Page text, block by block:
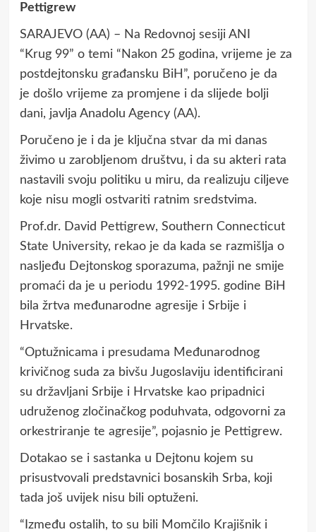
Pettigrew
SARAJEVO (AA) – Na Redovnoj sesiji ANI
“Krug 99” o temi “Nakon 25 godina, vrijeme je za
postdejtonsku građansku BiH”, poručeno je da
je došlo vrijeme za promjene i da slijede bolji
dani, javlja Anadolu Agency (AA).
Poručeno je i da je ključna stvar da mi danas
živimo u zarobljenom društvu, i da su akteri rata
nastavili svoju politiku u miru, da realizuju ciljeve
koje nisu mogli ostvariti ratnim sredstvima.
Prof.dr. David Pettigrew, Southern Connecticut
State University, rekao je da kada se razmišlja o
nasljeđu Dejtonskog sporazuma, pažnji ne smije
promaći da je u periodu 1992-1995. godine BiH
bila žrtva međunarodne agresije i Srbije i
Hrvatske.
“Optužnicama i presudama Međunarodnog
krivičnog suda za bivšu Jugoslaviju identificirani
su državljani Srbije i Hrvatske kao pripadnici
udruženog zločinačkog poduhvata, odgovorni za
orkestriranje te agresije”, pojasnio je Pettigrew.
Dotakao se i sastanka u Dejtonu kojem su
prisustvovali predstavnici bosanskih Srba, koji
tada još uvijek nisu bili optuženi.
“Između ostalih, to su bili Momčilo Krajišnik i